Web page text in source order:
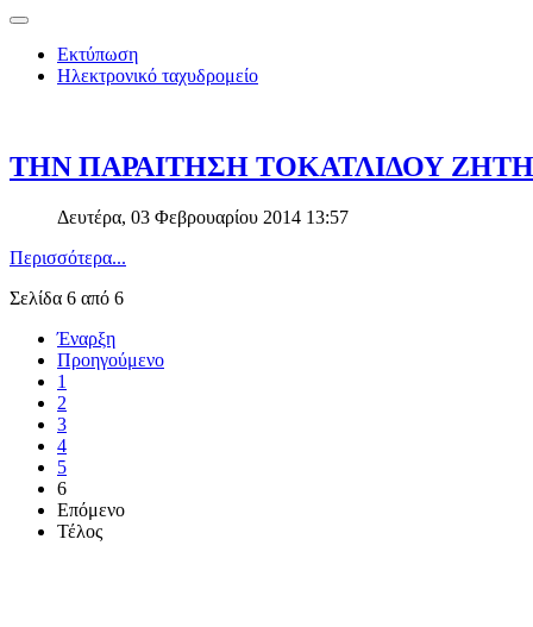
Εκτύπωση
Ηλεκτρονικό ταχυδρομείο
ΤΗΝ ΠΑΡΑΙΤΗΣΗ ΤΟΚΑΤΛΙΔΟΥ
Δευτέρα, 03 Φεβρουαρίου 2014 13:57
Περισσότερα...
Σελίδα 6 από 6
Έναρξη
Προηγούμενο
1
2
3
4
5
6
Επόμενο
Τέλος